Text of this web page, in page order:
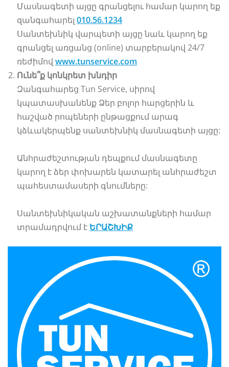
Մասնագետի այցը գրանցելու համար կարող եք
զանգահարել 010.56.1234
Սանտեխնիկ վարպետի այցը նաև կարող եք
գրանցել առցանց (online) տարբերակով 24/7
ռեժիմով www.tunservice.com
Ունե՞ք կոնկրետ խնդիր
Զանգահարեց Tun Service, սիրով
կպատասխանենք Ձեր բոլոր հարցերին և
հաշված րոպեների ընթացքում արագ
կձևակերպենք սանտեխնիկ մասնագետի այցը:
Անհրաժեշտության դեպքում մասնագետը
կարող է ձեր փոխարեն կատարել անհրաժեշտ
պահեստամասերի գնումները:
Սանտեխնիկական աշխատանքների համար
տրամադրվում է ԵՐԱՇԽԻՔ